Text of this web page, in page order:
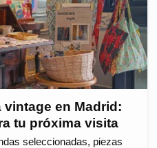
en Madrid:
tu próxima visita
seleccionadas, piezas